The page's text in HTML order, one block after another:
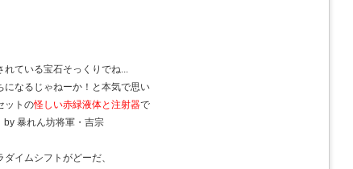
れている宝石そっくりでね...
なるじゃねーか！と本気で思い
ットの怪しい赤緑液体と注射器で
暴れん坊将軍・吉宗
イムシフトがどーだ、